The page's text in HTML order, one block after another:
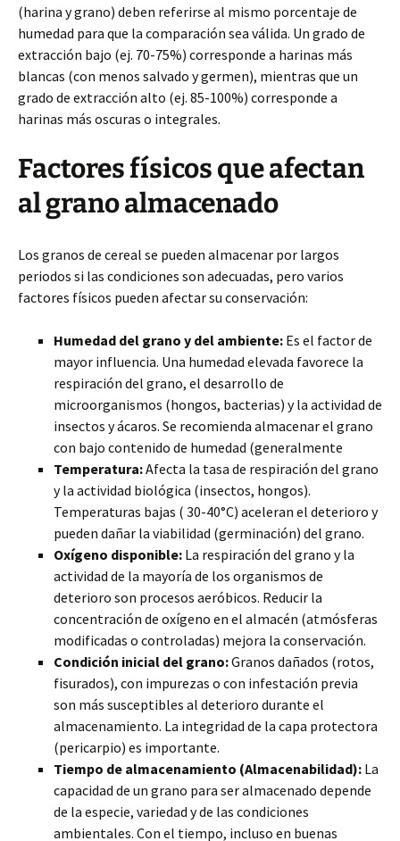
(harina y grano) deben referirse al mismo porcentaje de
humedad para que la comparación sea válida. Un grado de
extracción bajo (ej. 70-75%) corresponde a harinas más
blancas (con menos salvado y germen), mientras que un
grado de extracción alto (ej. 85-100%) corresponde a
harinas más oscuras o integrales.
Factores físicos que afectan
al grano almacenado
Los granos de cereal se pueden almacenar por largos
periodos si las condiciones son adecuadas, pero varios
factores físicos pueden afectar su conservación:
Humedad del grano y del ambiente: Es el factor de
mayor influencia. Una humedad elevada favorece la
respiración del grano, el desarrollo de
microorganismos (hongos, bacterias) y la actividad de
insectos y ácaros. Se recomienda almacenar el grano
con bajo contenido de humedad (generalmente
Temperatura:Afecta la tasa de respiración del grano
y la actividad biológica (insectos, hongos).
Temperaturas bajas ( 30-40°C) aceleran el deterioro y
pueden dañar la viabilidad (germinación) del grano.
Oxígeno disponible: La respiración del grano y la
actividad de la mayoría de los organismos de
deterioro son procesos aeróbicos. Reducir la
concentración de oxígeno en el almacén (atmósferas
modificadas o controladas) mejora la conservación.
Condición inicial del grano:Granos dañados (rotos,
fisurados), con impurezas o con infestación previa
son más susceptibles al deterioro durante el
almacenamiento. La integridad de la capa protectora
(pericarpio) es importante.
Tiempo de almacenamiento (Almacenabilidad): La
capacidad de un grano para ser almacenado depende
de la especie, variedad y de las condiciones
ambientales. Con el tiempo, incluso en buenas